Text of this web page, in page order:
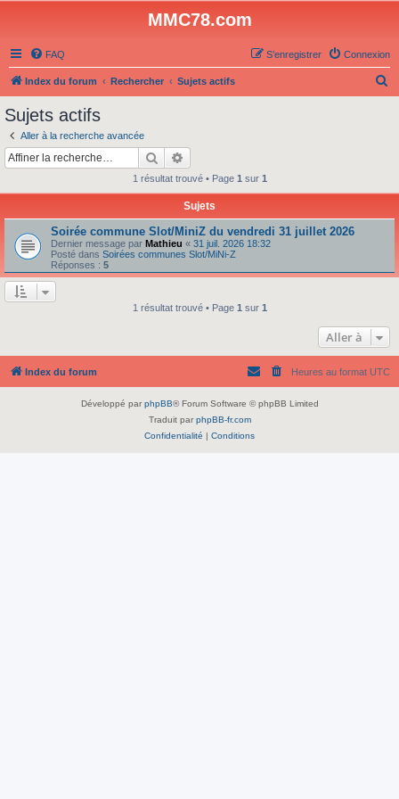
MMC78.com
FAQ Connexion
S’enregistrer
Index du forum Rechercher Sujets actifs
r
Sujets actifs
Aller à la recherche avancée
Rechercher
1 résultat trouvé • Page 1 sur 1
Sujets
Soirée commune Slot/MiniZ du vendredi 31 juillet 2026
Dernier message par Mathieu « 31 juil. 2026 18:32
Posté dans Soirées communes Slot/MiNi-Z
Réponses : 5
1 résultat trouvé • Page 1 sur 1
Aller à
Index du forum Heures au format UTC
Développé par phpBB® Forum Software © phpBB Limited
Traduit par phpBB-fr.com
Confidentialité | Conditions